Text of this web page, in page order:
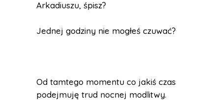
Arkadiuszu, śpisz?
Jednej godziny nie mogłeś czuwać?
Od tamtego momentu co jakiś czas
podejmuję trud nocnej modlitwy.